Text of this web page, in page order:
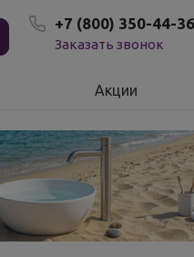
+7 (800) 350-44-36
Заказать звонок
Акции